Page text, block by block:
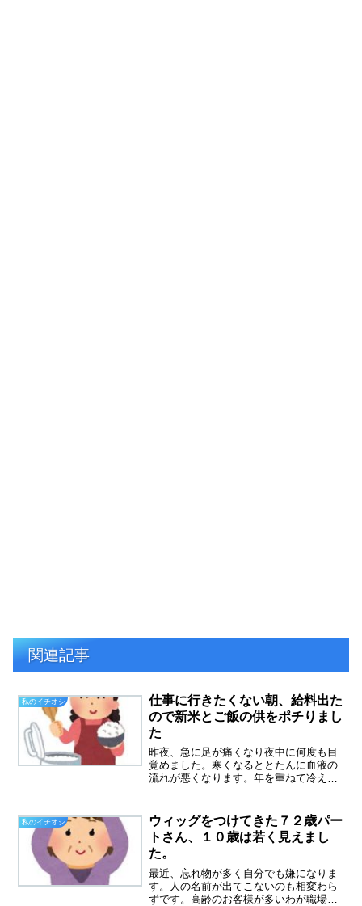
関連記事
私のイチオシ
仕事に行きたくない朝、給料出た
ので新米とご飯の供をポチりまし
た
昨夜、急に足が痛くなり夜中に何度も目
覚めました。寒くなるととたんに血液の
流れが悪くなります。年を重ねて冷え性
くしたら、眠れたのですが、ちょっと寝
不足。余計に仕事に行きた...
私のイチオシ
ウィッグをつけてきた７２歳パー
トさん、１０歳は若く見えまし
た。
最近、忘れ物が多く自分でも嫌になりま
す。人の名前が出てこないのも相変わら
ずです。高齢のお客様が多いわが職場で